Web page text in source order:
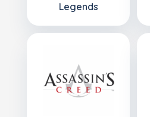
Legends